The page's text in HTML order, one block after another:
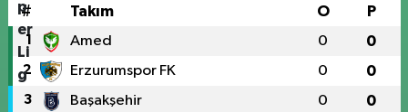
# Takım O P
1 Amed 0 0
2 Erzurumspor FK 0 0
3 Başakşehir 0 0